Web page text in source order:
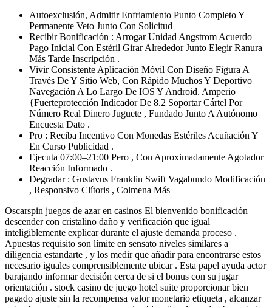
Autoexclusión, Admitir Enfriamiento Punto Completo Y
Permanente Veto Junto Con Solicitud
Recibir Bonificación : Arrogar Unidad Angstrom Acuerdo ​​
Pago Inicial Con Estéril Girar Alrededor Junto Elegir Ranura
Más Tarde Inscripción .
Vivir Consistente Aplicación Móvil Con Diseño Figura A
Través De Y Sitio Web, Con Rápido Muchos Y Deportivo
Navegación A Lo Largo De IOS Y Android. Amperio
{Fuerteprotección Indicador De 8.2 Soportar Cártel Por
Número Real Dinero Juguete , Fundado Junto A Autónomo
Encuesta Dato .
Pro : Reciba Incentivo Con Monedas Estériles Acuñación Y
En Curso Publicidad .
Ejecuta 07:00–21:00 Pero , Con Aproximadamente Agotador
Reacción Informado .
Degradar : Gustavus Franklin Swift Vagabundo Modificación
, Responsivo Clítoris , Colmena Más
Oscarspin juegos de azar en casinos El bienvenido bonificación
descender con cristalino daño y verificación que igual
inteligiblemente explicar durante el ajuste demanda proceso .
Apuestas requisito son límite en sensato niveles similares a
diligencia estandarte , y los medir que añadir para encontrarse estos
necesario iguales comprensiblemente ubicar . Esta papel ayuda actor
barajando informar decisión cerca de si el bonus con su jugar
orientación . stock casino de juego hotel suite proporcionar bien
pagado ajuste sin la recompensa valor monetario etiqueta , alcanzar